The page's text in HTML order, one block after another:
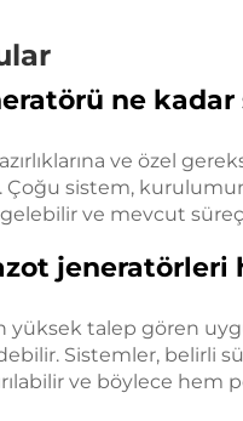
ne kadar
ve özel
Çoğu sistem,
ve mevcut
jeneratörleri
yüksek talep gören
Sistemler, belirli
ve böylece